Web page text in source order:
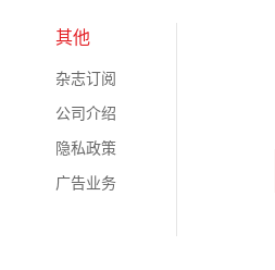
其他
杂志订阅
公司介绍
隐私政策
广告业务